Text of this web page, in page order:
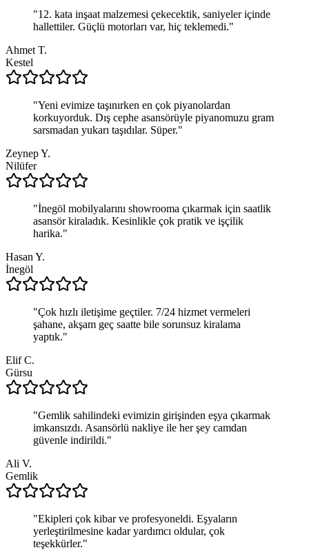
"12. kata inşaat malzemesi çekecektik, saniyeler içinde
hallettiler. Güçlü motorları var, hiç teklemedi."
Ahmet T.
Kestel
"Yeni evimize taşınırken en çok piyanolardan
korkuyorduk. Dış cephe asansörüyle piyanomuzu gram
sarsmadan yukarı taşıdılar. Süper."
Zeynep Y.
Nilüfer
"İnegöl mobilyalarını showrooma çıkarmak için saatlik
asansör kiraladık. Kesinlikle çok pratik ve işçilik
harika."
Hasan Y.
İnegöl
"Çok hızlı iletişime geçtiler. 7/24 hizmet vermeleri
şahane, akşam geç saatte bile sorunsuz kiralama
yaptık."
Elif C.
Gürsu
"Gemlik sahilindeki evimizin girişinden eşya çıkarmak
imkansızdı. Asansörlü nakliye ile her şey camdan
güvenle indirildi."
Ali V.
Gemlik
"Ekipleri çok kibar ve profesyoneldi. Eşyaların
yerleştirilmesine kadar yardımcı oldular, çok
teşekkürler."